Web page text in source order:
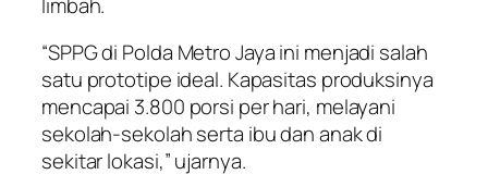
“SPPG di Polda Metro Jaya ini menjadi salah
satu prototipe ideal. Kapasitas produksinya
mencapai 3.800 porsi per hari, melayani
sekolah-sekolah serta ibu dan anak di
sekitar lokasi,” ujarnya.